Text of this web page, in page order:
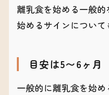
離乳食を始める一般
始めるサインについて
目安は5〜6ヶ月
一般的に離乳食を始